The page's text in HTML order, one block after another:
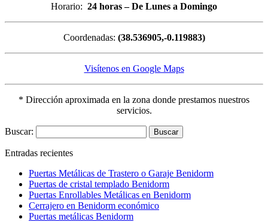
Horario: 24 horas – De Lunes a Domingo
Coordenadas: (38.536905,-0.119883)
Visítenos en Google Maps
* Dirección aproximada en la zona donde prestamos nuestros
servicios.
Buscar:
Entradas recientes
Puertas Metálicas de Trastero o Garaje Benidorm
Puertas de cristal templado Benidorm
Puertas Enrollables Metálicas en Benidorm
Cerrajero en Benidorm económico
Puertas metálicas Benidorm